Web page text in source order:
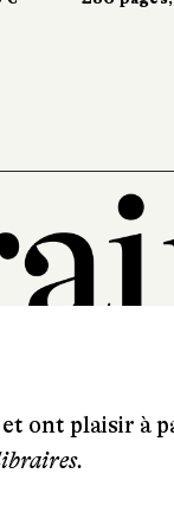
ont plaisir à